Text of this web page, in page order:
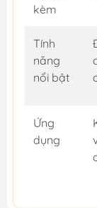
kèm
Tính
năng
nổi bật
Ứng
dụng